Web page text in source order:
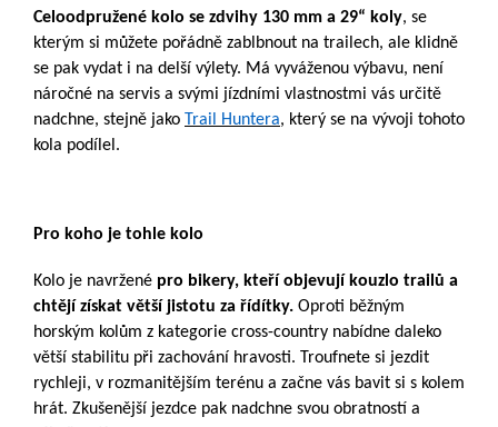
Celoodpružené kolo se zdvihy 130 mm a 29“ koly, se
kterým si můžete pořádně zablbnout na trailech, ale klidně
se pak vydat i na delší výlety. Má vyváženou výbavu, není
náročné na servis a svými jízdními vlastnostmi vás určitě
nadchne, stejně jako Trail Huntera, který se na vývoji tohoto
kola podílel.
Pro koho je tohle kolo
Kolo je navržené pro bikery, kteří objevují kouzlo trailů a
chtějí získat větší jistotu za řídítky. Oproti běžným
horským kolům z kategorie cross-country nabídne daleko
větší stabilitu při zachování hravosti. Troufnete si jezdit
rychleji, v rozmanitějším terénu a začne vás bavit si s kolem
hrát. Zkušenější jezdce pak nadchne svou obratností a